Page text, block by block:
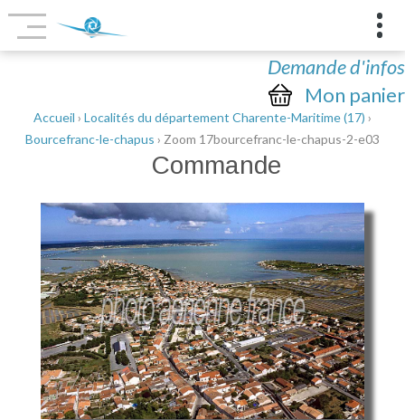
Demande d'infos
Mon panier
Accueil › Localités du département Charente-Maritime (17) ›
Bourcefranc-le-chapus › Zoom 17bourcefranc-le-chapus-2-e03
Commande